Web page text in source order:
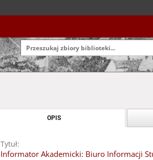
OPIS
Tytuł:
Informator Akademicki: Biuro Informacji